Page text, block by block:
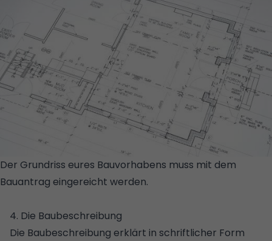
Der Grundriss eures Bauvorhabens muss mit dem
Bauantrag eingereicht werden.
4. Die Baubeschreibung
Die Baubeschreibung erklärt in schriftlicher Form